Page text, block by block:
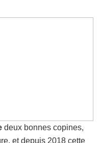
deux bonnes copines,
et depuis 2018 cette